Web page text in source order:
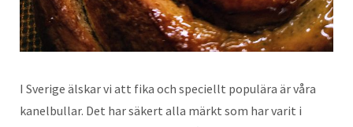
I Sverige älskar vi att fika och speciellt populära är våra
kanelbullar. Det har säkert alla märkt som har varit i